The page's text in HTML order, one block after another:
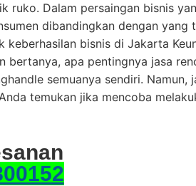
ruko. Dalam persaingan bisnis
dibandingkan dengan yang
bisnis di Jakarta
bertanya, apa pentingnya jasa
semuanya sendiri. Namun,
temukan jika mencoba